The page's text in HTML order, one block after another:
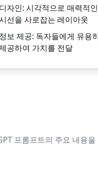
자인: 시각적으로 매력적
선을 사로잡는 레이아웃
보 제공: 독자들에게 유용
공하여 가치를 전달
프롬프트의 주요 내용